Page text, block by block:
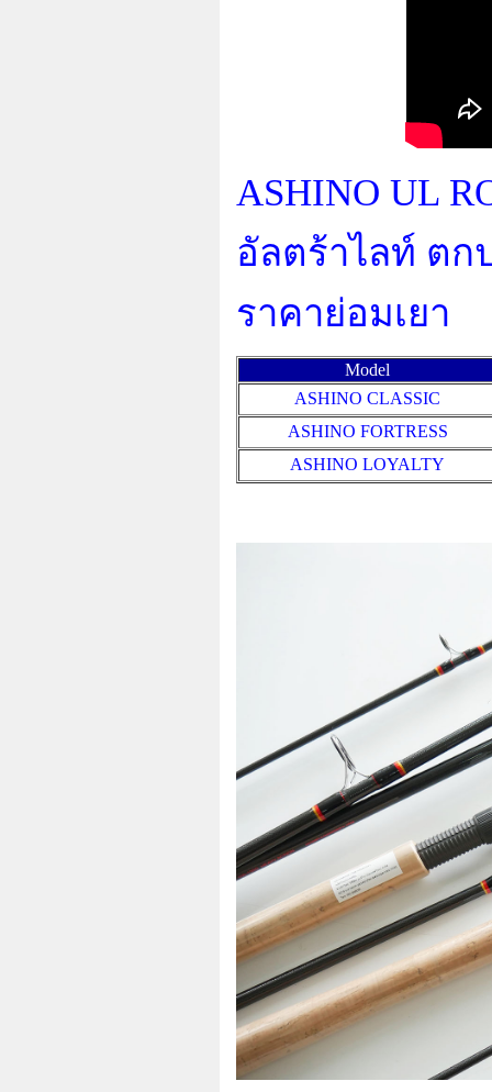
ASHINO UL
อัลตร้าไลท์ ต
ราคาย่อมเยา
Model
ASHINO CLASSIC
ASHINO FORTRESS
ASHINO LOYALTY